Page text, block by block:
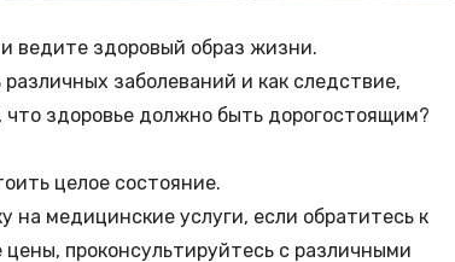
ведите здоровый образ жизни.
заболеваний и как следствие,
здоровье должно быть дорогостоящим?
целое состояние.
на медицинские услуги, если обратитесь к
проконсультируйтесь с различными